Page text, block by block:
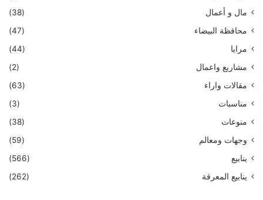
مال و أعمال
(38)
محافظة البيضاء
(47)
مرايا
(44)
مشاريع واعمال
(2)
مقالات واراء
(63)
مناسبات
(3)
منوعات
(38)
وجهات ومعالم
(59)
ينابيع
(566)
ينابيع المعرفة
(262)